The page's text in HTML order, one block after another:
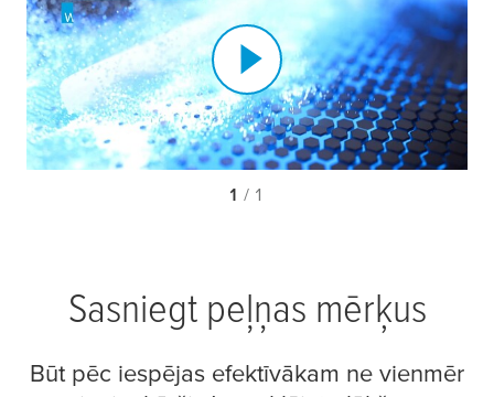
1 / 1
Sasniegt peļņas mērķus
Būt pēc iespējas efektīvākam ne vienmēr